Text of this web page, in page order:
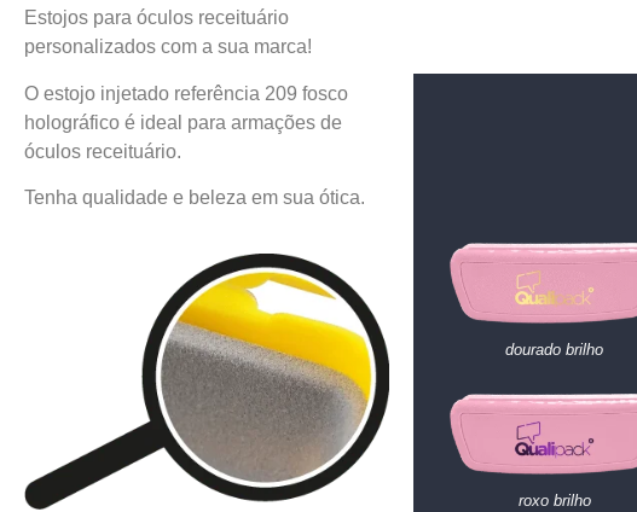
Estojos para óculos receituário
personalizados com a sua marca!
O estojo injetado referência 209 fosco
holográfico é ideal para armações de
óculos receituário.
Tenha qualidade e beleza em sua ótica.
dourado brilho
roxo brilho